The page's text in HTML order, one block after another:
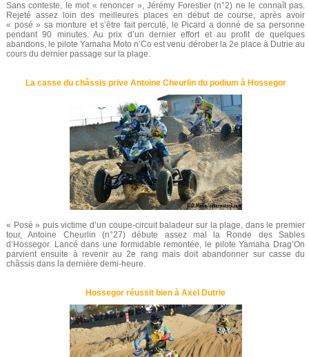
Sans conteste, le mot « renoncer », Jérémy Forestier (n°2) ne le connaît pas.
Rejeté assez loin des meilleures places en début de course, après avoir
« posé » sa monture et s’être fait percuté, le Picard a donné de sa personne
pendant 90 minutes. Au prix d’un dernier effort et au profit de quelques
abandons, le pilote Yamaha Moto n’Co est venu dérober la 2e place à Dutrie au
cours du dernier passage sur la plage.
La casse du châssis prive Antoine Cheurlin du podium à Hossegor
« Posé » puis victime d’un coupe-circuit baladeur sur la plage, dans le premier
tour, Antoine Cheurlin (n°27) débute assez mal la Ronde des Sables
d’Hossegor. Lancé dans une formidable remontée, le pilote Yamaha Drag’On
parvient ensuite à revenir au 2e rang mais doit abandonner sur casse du
châssis dans la dernière demi-heure.
Hossegor réussit bien à Axel Dutrie